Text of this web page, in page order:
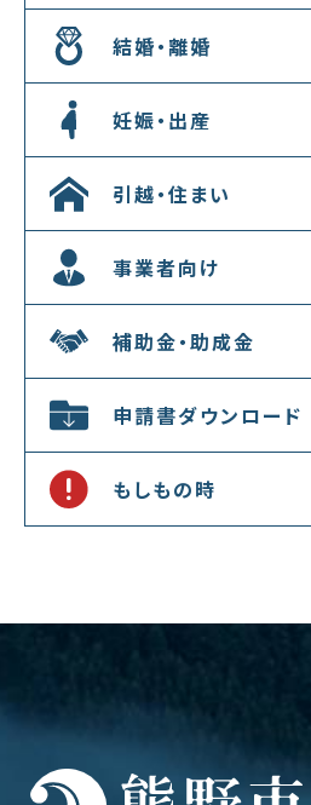
結婚・離婚
妊娠・出産
引越・住まい
事業者向け
補助金・助成金
申請書ダウンロード
もしもの時